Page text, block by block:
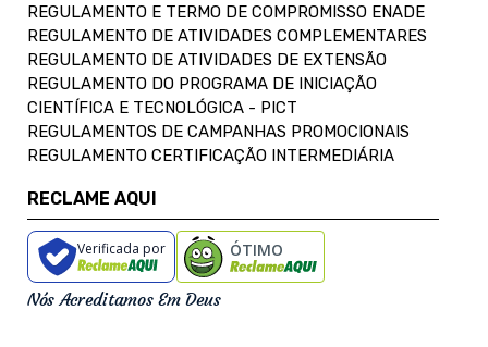
REGULAMENTO E TERMO DE COMPROMISSO ENADE
REGULAMENTO DE ATIVIDADES COMPLEMENTARES
REGULAMENTO DE ATIVIDADES DE EXTENSÃO
REGULAMENTO DO PROGRAMA DE INICIAÇÃO
CIENTÍFICA E TECNOLÓGICA - PICT
REGULAMENTOS DE CAMPANHAS PROMOCIONAIS
REGULAMENTO CERTIFICAÇÃO INTERMEDIÁRIA
RECLAME AQUI
Verificada por ÓTIMO
Nós Acreditamos Em Deus